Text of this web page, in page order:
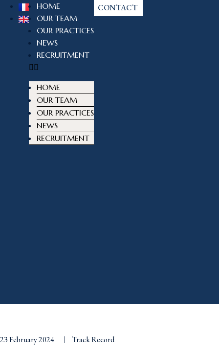
HOME
OUR TEAM
OUR PRACTICES
NEWS
RECRUITMENT
HOME
OUR TEAM
OUR PRACTICES
NEWS
RECRUITMENT
CONTACT
23 February 2024 Track Record